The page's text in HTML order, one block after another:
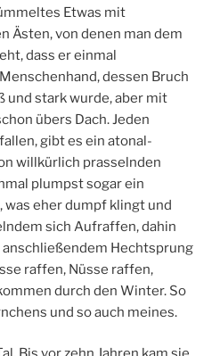
Etwas mit
Ästen, von denen man dem
dass er einmal
dessen Bruch
und stark wurde, aber mit
übers Dach. Jeden
gibt es ein atonal-
willkürlich prasselnden
plumpst sogar ein
was eher dumpf klingt und
sich Aufraffen, dahin
Hechtsprung
raffen, Nüsse raffen,
durch den Winter. So
und so auch meines.